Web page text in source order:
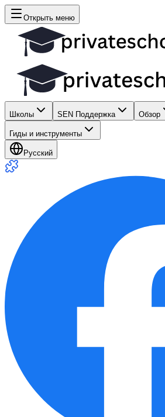
Открыть меню
Школы SEN Поддержка Обзор
Гиды и инструменты
Русский